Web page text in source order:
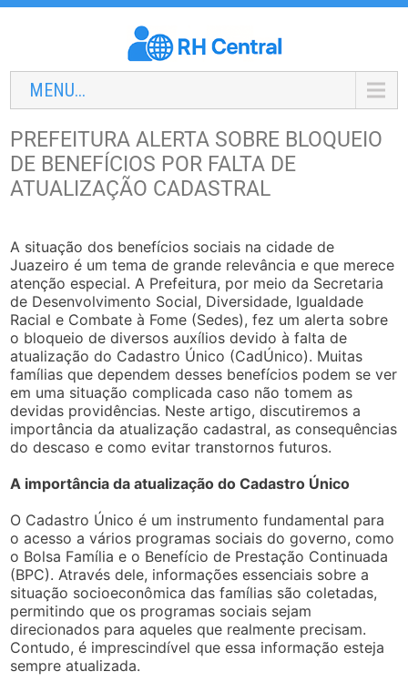
MENU...
PREFEITURA ALERTA SOBRE BLOQUEIO
DE BENEFÍCIOS POR FALTA DE
ATUALIZAÇÃO CADASTRAL
A situação dos benefícios sociais na cidade de
Juazeiro é um tema de grande relevância e que merece
atenção especial. A Prefeitura, por meio da Secretaria
de Desenvolvimento Social, Diversidade, Igualdade
Racial e Combate à Fome (Sedes), fez um alerta sobre
o bloqueio de diversos auxílios devido à falta de
atualização do Cadastro Único (CadÚnico). Muitas
famílias que dependem desses benefícios podem se ver
em uma situação complicada caso não tomem as
devidas providências. Neste artigo, discutiremos a
importância da atualização cadastral, as consequências
do descaso e como evitar transtornos futuros.
A importância da atualização do Cadastro Único
O Cadastro Único é um instrumento fundamental para
o acesso a vários programas sociais do governo, como
o Bolsa Família e o Benefício de Prestação Continuada
(BPC). Através dele, informações essenciais sobre a
situação socioeconômica das famílias são coletadas,
permitindo que os programas sociais sejam
direcionados para aqueles que realmente precisam.
Contudo, é imprescindível que essa informação esteja
sempre atualizada.